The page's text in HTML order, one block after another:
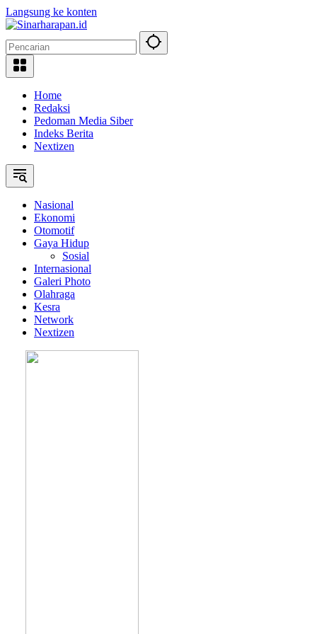
Langsung ke konten
Home
Redaksi
Pedoman Media Siber
Indeks Berita
Nextizen
Nasional
Ekonomi
Otomotif
Gaya Hidup
Sosial
Internasional
Galeri Photo
Olahraga
Kesra
Network
Nextizen